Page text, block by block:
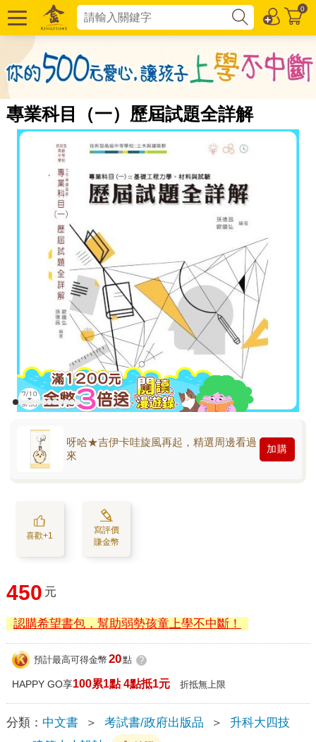
0
專業科目（一）歷屆試題全詳解
呀哈★吉伊卡哇旋風再起，精選周邊看過
來
加購
喜歡+1
寫評價
賺金幣
450 元
認購希望書包，幫助弱勢孩童上學不中斷！
預計最高可得金幣 20點 ?
HAPPY GO享100累1點 4點抵1元 折抵無上限
分類： 中文書 ＞ 考試書/政府出版品 ＞
升科大四技